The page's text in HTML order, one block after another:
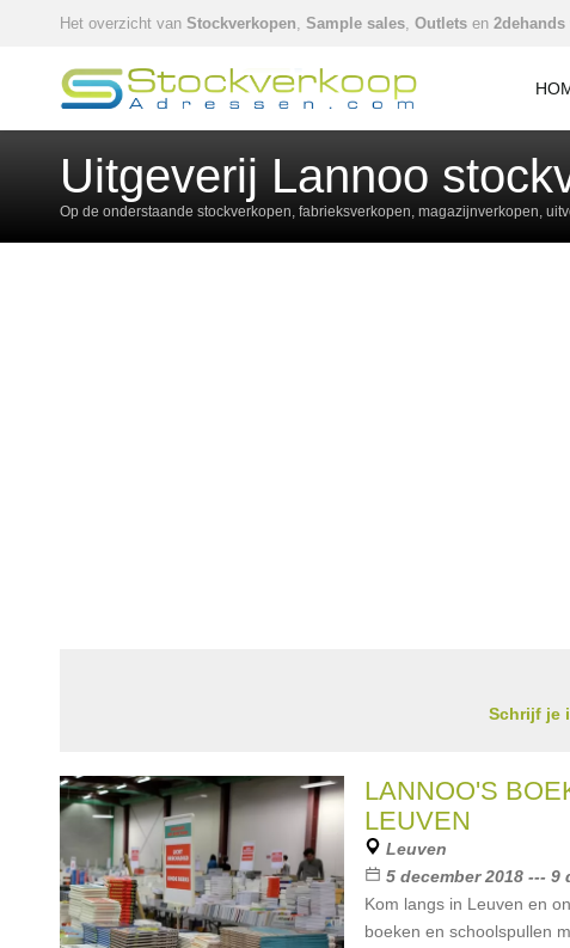
Het overzicht van Stockverkopen, Sample sales, Outlets en
Uitgeverij Lannoo
Op de onderstaande stockverkopen, fabrieksverkopen, magazijnverkopen,
Schrijf je
LANNOO'S
LEUVEN
Leuven
5 december 2018 --- 9
Kom langs in Leuven en
boeken en schoolspullen